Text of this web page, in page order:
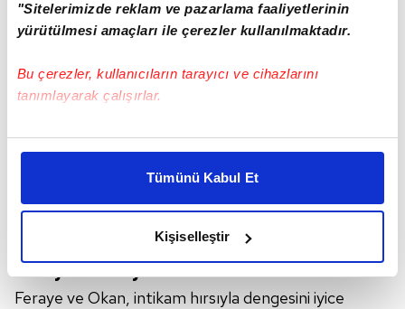
"Sitelerimizde reklam ve pazarlama faaliyetlerinin
yürütülmesi amaçları ile çerezler kullanılmaktadır.
Bu çerezler, kullanıcıların tarayıcı ve cihazlarını
tanımlayarak çalışırlar.
Bu çerezlere izin vermeniz halinde sizlere özel
daha iyi reklam deneyimi yaşatabiliriz. Bunu yaparken
amacımızın size daha iyi bir reklam deneyimi sunmak
elimizden gelen çabayı gösterdiğimizi ve bu noktada,
kalemimiz olduğunu sizlere hatırlatmak isteriz.
Tümünü Kabul Et
Kişiselleştir
"Dünyamı ben yıktım kendi elimle…"
Feraye ve Okan, intikam hırsıyla dengesini iyice